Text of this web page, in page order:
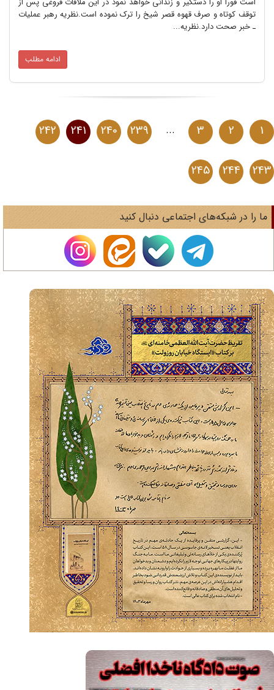
توقف کوتاه و صرف قهوه قصر شیخ را ترک نموده است.نظریه رهبر عملیات
ـ خبر صحت دارد.نظریه...
ادامه مطلب
1
2
3
239
240
241
242
244
245
را در شبکه‌های اجتماعی دنبال کنید